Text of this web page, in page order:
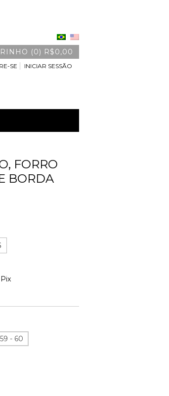
(0) R$0,00
SE INICIAR SESSÃO
FORRO
BORDA
- 60